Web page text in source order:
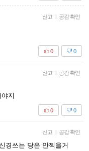
신고 | 공감 확인
0
0
신고 | 공감 확인
지
0
0
신고 | 공감 확인
경쓰는 당은 안찍을거